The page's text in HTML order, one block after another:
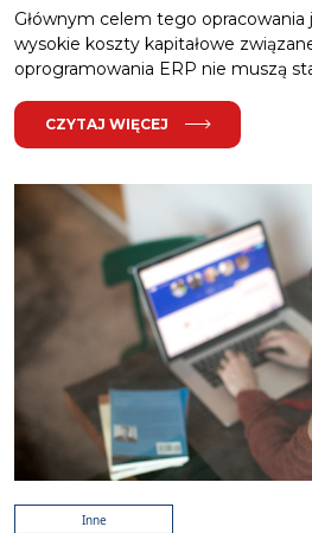
Głównym celem tego opracowania
wysokie koszty kapitałowe
oprogramowania ERP nie muszą
CZYTAJ WIĘCEJ
Inne